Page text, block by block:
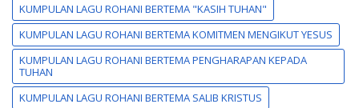
KUMPULAN LAGU ROHANI BERTEMA "KASIH TUHAN"
KUMPULAN LAGU ROHANI BERTEMA KOMITMEN MENGIKUT YESUS
KUMPULAN LAGU ROHANI BERTEMA PENGHARAPAN KEPADA
TUHAN
KUMPULAN LAGU ROHANI BERTEMA SALIB KRISTUS